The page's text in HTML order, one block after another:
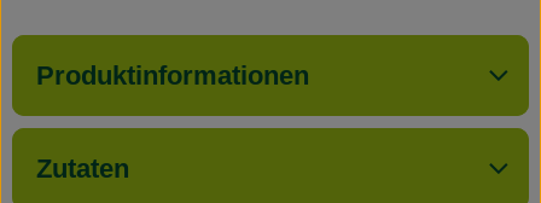
Produktinformationen
Zutaten